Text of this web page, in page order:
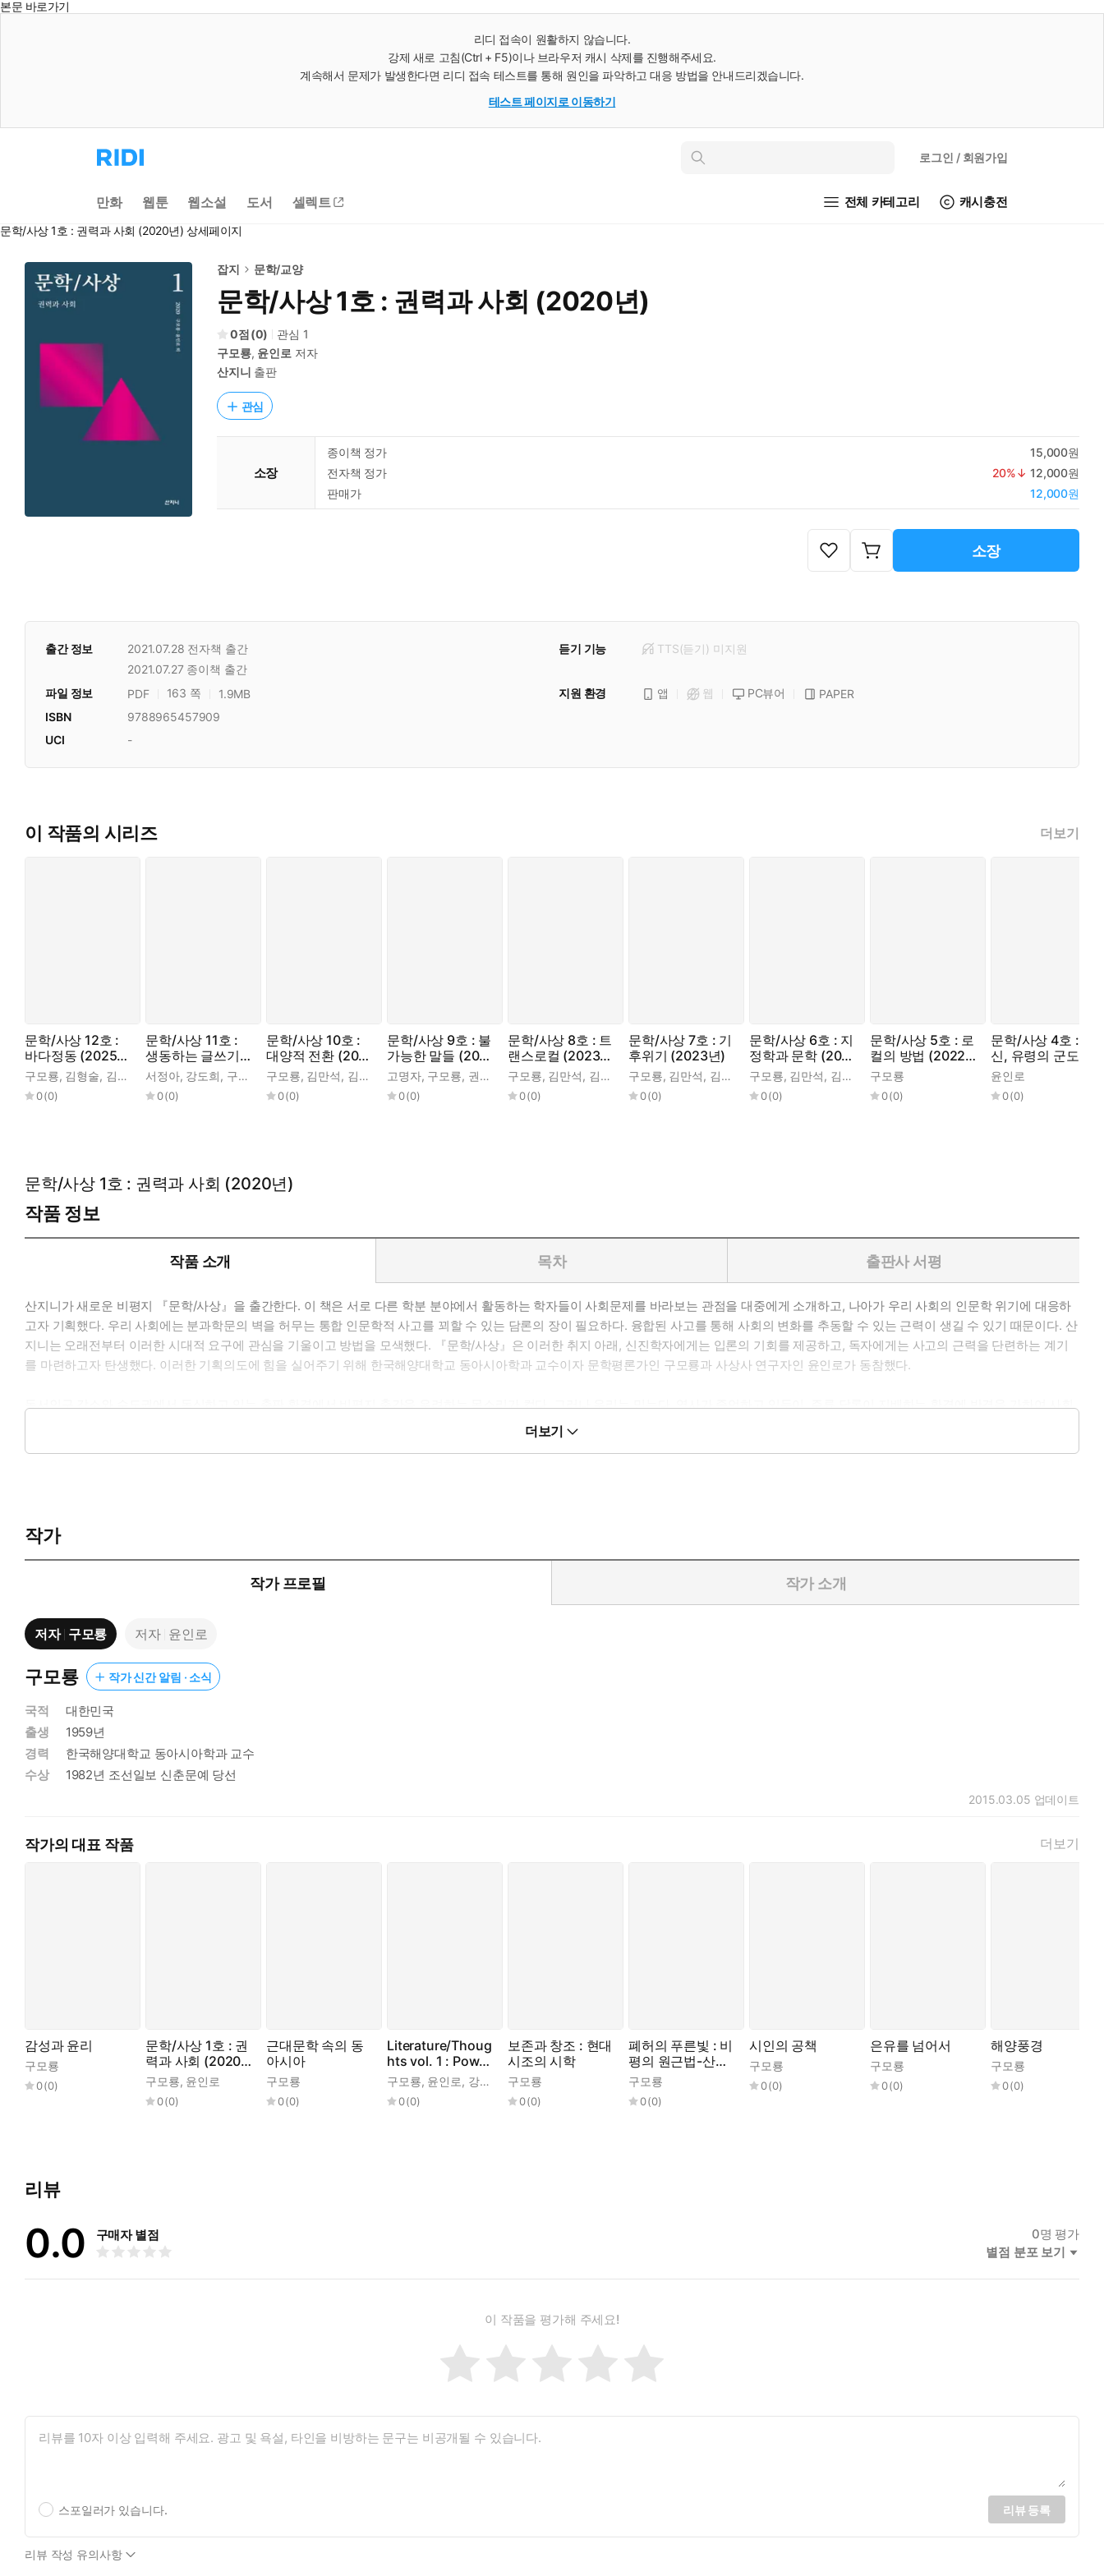
본문 바로가기
리디 접속이 원활하지 않습니다.
강제 새로 고침(Ctrl + F5)이나 브라우저 캐시 삭제를 진행해주세요.
계속해서 문제가 발생한다면 리디 접속 테스트를 통해 원인을 파악하고 대응 방법을 안내드리겠습니다.
테스트 페이지로 이동하기
리
디
으
로
동
인
로그인 / 회원가입
만화 웹툰 웹소설 도서 셀렉트 전체 카테고리 캐시충전
문학/사상 1호 : 권력과 사회 (2020년) 상세페이지
잡지 문학/교양
문학/사상 1호 : 권력과 사회 (2020년)
0 (0) 관심 1
구모룡, 윤인로 저자
산지니 출판
관심
소장
종이책 정가
15,000원
전자책 정가
20%↓ 12,000원
판매가
12,000원
소장
출간 정보 2021.07.28 전자책 출간
2021.07.27 종이책 출간
듣기 기능 TTS(듣기) 미지원
파일 정보 PDF 163 쪽 1.9MB 지원 환경 앱 웹 PC뷰어
PAPER
ISBN
9788965457909
UCI
-
이 작품의 시리즈 더보기
문학/사상 12호 :
바다정동 (2025
년)
구모룡, 김형술, 김혜영 송재학,유선혜, 전솔비 ,이정임,조성백,김건우 ,김대성,장영은,채수옥
0(0)
문학/사상 11호 :
생동하는 글쓰기
(2025년)
서정아, 강도희, 구모룡 박상은,최종규, 강이나 김대성,권두현,한영원 ,조말선,이정화,김재근 ,강미정
0(0)
문학/사상 10호 :
대양적 전환 (202
4년)
구모룡, 김만석, 김신용 김언,배이유,백무산 서성광,손음,엄원태,오혜진,이승준,정영선
0(0)
문학/사상 9호 : 불
가능한 말들 (202
4년)
고명자, 구모룡, 권영빈 길윤형,김만석, 김서라 ,성선경,여문주,유현아 ,윤여일,윤인로,이하석 ,조갑상
0(0)
문학/사상 8호 : 트
랜스로컬 (2023
년)
구모룡, 김만석, 김서라 윤인로
0(0)
문학/사상 7호 : 기
후위기 (2023년)
구모룡, 김만석, 김서라 윤인로
0(0)
문학/사상 6호 : 지
정학과 문학 (202
2년)
구모룡, 김만석, 김서라 윤인로
0(0)
문학/사상 5호 : 로
컬의 방법 (2022
년)
구모룡
0(0)
문학/사상 4호 : 귀
신, 유령의 군도 (2
021년)
윤인로
0(0)
문학/사상 1호 : 권력과 사회 (2020년)
작품 정보
작품 소개 목차 출판사 서평
산지니가 새로운 비평지 『문학/사상』을 출간한다. 이 책은 서로 다른 학분 분야에서 활동하는 학자들이 사회문제를 바라보는 관점을 대중에게 소개하고, 나아가 우리 사회의 인문학 위기에 대응하
고자 기획했다. 우리 사회에는 분과학문의 벽을 허무는 통합 인문학적 사고를 꾀할 수 있는 담론의 장이 필요하다. 융합된 사고를 통해 사회의 변화를 추동할 수 있는 근력이 생길 수 있기 때문이다. 산
지니는 오래전부터 이러한 시대적 요구에 관심을 기울이고 방법을 모색했다. 『문학/사상』은 이러한 취지 아래, 신진학자에게는 입론의 기회를 제공하고, 독자에게는 사고의 근력을 단련하는 계기
를 마련하고자 탄생했다. 이러한 기획의도에 힘을 실어주기 위해 한국해양대학교 동아시아학과 교수이자 문학평론가인 구모룡과 사상사 연구자인 윤인로가 동참했다.
독서인구 감소와 수도권에서 독식하고 있는 출판 환경에서 비평지 출간을 우려하는 목소리가 컸다. 그러나 우리는 믿는다. 역사가 증언하고 있듯이, 주류 담론이 지배하는 환경에 반격을 가하여 사회
의 발전을 추동하는 힘은 주류 세력이 들여다보지 않는 문제를 바라보는 뚝심에서 나오며, 신선함을 추구하는 과정에서 비롯된다는 것을. 책은 인문학의 위기, 더 정확하게 말하면 주류 담론이 주도하
더보기
작가
작가 프로필 작가 소개
저자 구모룡 저자 윤인로
구모룡 작가 신간 알림 · 소식
국적
대한민국
출생
1959년
경력
한국해양대학교 동아시아학과 교수
수상
1982년 조선일보 신춘문예 당선
2015.03.05 업데이트
작가의 대표 작품 더보기
감성과 윤리
구모룡
0(0)
문학/사상 1호 : 권
력과 사회 (2020
년)
구모룡, 윤인로
0(0)
근대문학 속의 동
아시아
구모룡
0(0)
Literature/Thoug
hts vol. 1 : Power
and Society
구모룡, 윤인로, 강도희 세스 챈들러
0(0)
보존과 창조 : 현대
시조의 시학
구모룡
0(0)
폐허의 푸른빛 : 비
평의 원근법-산지
니 평론선15
구모룡
0(0)
시인의 공책
구모룡
0(0)
은유를 넘어서
구모룡
0(0)
해양풍경
구모룡
0(0)
리뷰
0.0 구매자 별점 0명 평가
별점 분포 보기
이 작품을 평가해 주세요!
스포일러가 있습니다. 리뷰 등록
리뷰 작성 유의사항